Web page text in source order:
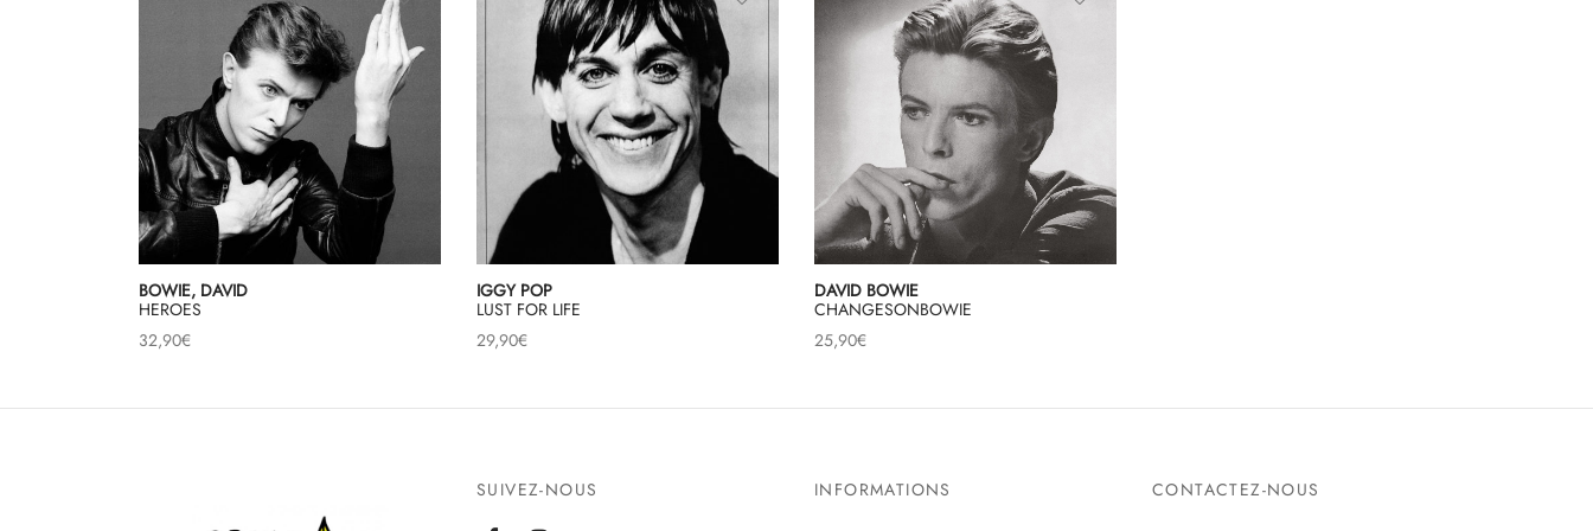
BOWIE, DAVID
HEROES
32,90€
IGGY POP
LUST FOR LIFE
29,90€
DAVID BOWIE
CHANGESONBOWIE
25,90€
SUIVEZ-NOUS INFORMATIONS CONTACTEZ-NOUS